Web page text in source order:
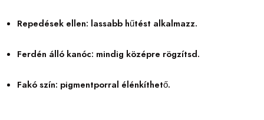
Repedések ellen: lassabb hűtést alkalmazz.
Ferdén álló kanóc: mindig középre rögzítsd.
Fakó szín: pigmentporral élénkíthető.